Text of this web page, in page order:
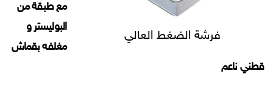
فرشة الضغط العالي
مع طبقة من
البوليستر و
مغلفه بقماش
قطني ناعم